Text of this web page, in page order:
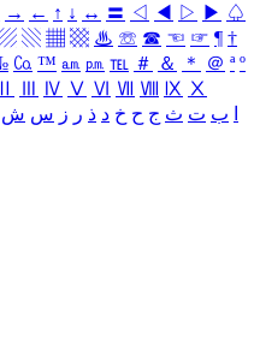
→ ← ↑ ↓ ↔ 〓 ◁ ◀ ▷ ▶ ♤
▧ ▦ ▩ ♨ ☏ ☎ ☜ ☞ ¶ †
㏇ ™ ㏂ ㏘ ℡ ＃ ＆ ＊ ＠ ª º
Ⅳ Ⅴ Ⅵ Ⅶ Ⅷ Ⅸ Ⅹ
ب ت ث ج ح خ د ذ ر ز س ش